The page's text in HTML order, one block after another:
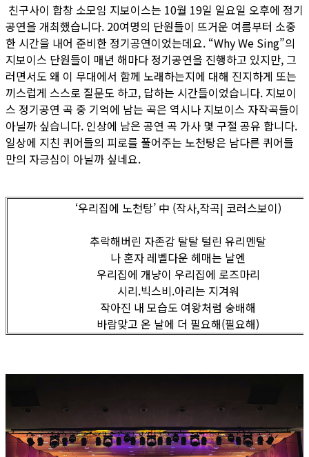
친구사이 합창 소모임 지보이스는 10월 19일 일요일 오후에 정기
공연을 개최했습니다. 20여명의 단원들이 뜨거운 여름부터 소중
한 시간을 내어 준비한 정기공연이었는데요. “Why We Sing”의
지보이스 단원들이 매년 해마다 정기공연을 진행하고 있지만, 그
러면서도 왜 이 무대에서 함께 노래하는지에 대해 진지하게 또는
끼스럽게 스스로 질문도 하고, 답하는 시간들이었습니다. 지보이
스 정기공연 곡 중 기억에 남는 곡은 역시나 지보이스 자작곡들이
아닐까 싶습니다. 인상에 남은 공연 곡 가사 몇 구절 공유 합니다.
일상에 지친 퀴어들의 피로를 풀어주는 노천탕은 남다른 퀴어들
만의 자긍심이 아닐까 싶네요.
‘우리집에 노천탕’ 中 (작사,작곡| 코러스보이)
추락해버린 자존감 탈탈 털린 유리멘탈
나 혼자 레벨다운 헤매는 날엔
우리집에 개냥이 우리집에 로즈마리
시리.빅스비.아리는 지겨워
작아진 내 모습도 여왕처럼 숭배해
바람맞고 온 날에 더 필요해(필요해)